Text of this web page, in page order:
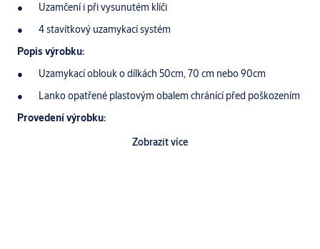
Uzamčení i při vysunutém klíči
4 stavítkový uzamykací systém
Popis výrobku:
Uzamykací oblouk o dílkách 50cm, 70 cm nebo 90cm
Lanko opatřené plastovým obalem chránící před poškozením
Provedení výrobku:
standardní povrchová úprava:
Zobrazit více